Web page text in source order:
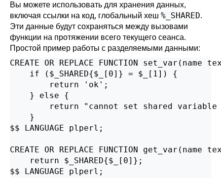
Вы можете использовать для хранения данных,
включая ссылки на код, глобальный хеш %_SHARED.
Эти данные будут сохраняться между вызовами
функции на протяжении всего текущего сеанса.
Простой пример работы с разделяемыми данными:
CREATE OR REPLACE FUNCTION
    if ($_SHARED{$_[0]} = $_[1]) {
        return 'ok';
    } else {
return "cannot set shared variable
    }
$$ LANGUAGE plperl;
CREATE OR REPLACE FUNCTION get_var(name
    return $_SHARED{$_[0]};
$$ LANGUAGE plperl;